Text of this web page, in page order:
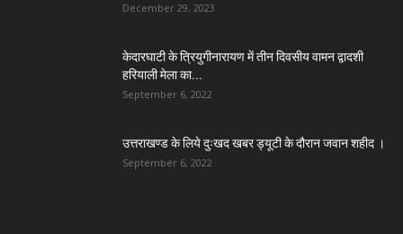
December 29, 2023
केदारघाटी के त्रियुगीनारायण में तीन दिवसीय वामन द्वादशी
हरियाली मेला का...
September 6, 2022
उत्तराखण्ड के लिये दुःखद खबर ड्यूटी के दौरान जवान शहीद ।
September 6, 2022